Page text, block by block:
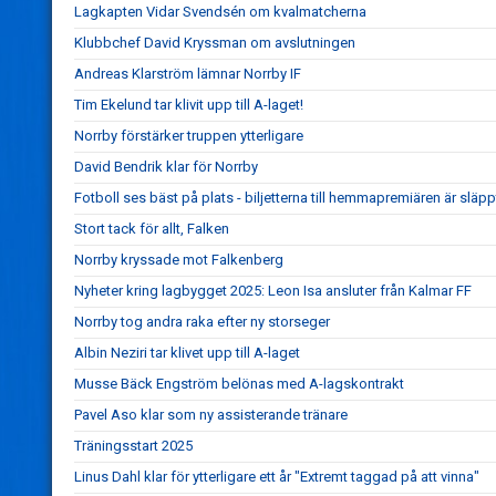
Lagkapten Vidar Svendsén om kvalmatcherna
Klubbchef David Kryssman om avslutningen
Andreas Klarström lämnar Norrby IF
Tim Ekelund tar klivit upp till A-laget!
Norrby förstärker truppen ytterligare
David Bendrik klar för Norrby
Fotboll ses bäst på plats - biljetterna till hemmapremiären är
Stort tack för allt, Falken
Norrby kryssade mot Falkenberg
Nyheter kring lagbygget 2025: Leon Isa ansluter från Kalmar FF
Norrby tog andra raka efter ny storseger
Albin Neziri tar klivet upp till A-laget
Musse Bäck Engström belönas med A-lagskontrakt
Pavel Aso klar som ny assisterande tränare
Träningsstart 2025
Linus Dahl klar för ytterligare ett år "Extremt taggad på att vinna"